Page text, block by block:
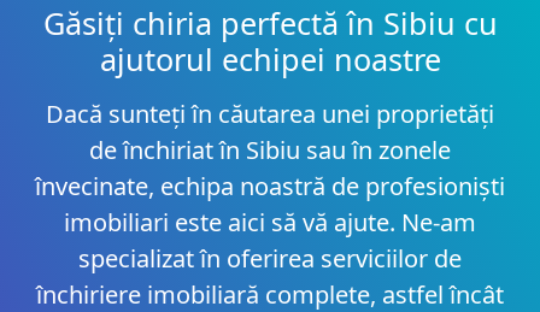
Găsiți chiria perfectă în Sibiu cu
ajutorul echipei noastre
Dacă sunteți în căutarea unei proprietăți
de închiriat în Sibiu sau în zonele
învecinate, echipa noastră de profesioniști
imobiliari este aici să vă ajute. Ne-am
specializat în oferirea serviciilor de
închiriere imobiliară complete, astfel încât